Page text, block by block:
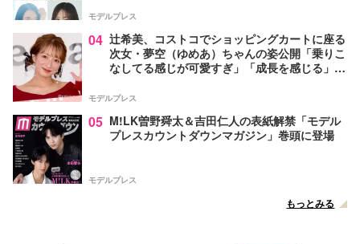
モデルプレス
04 辻希美、コストコでショッピングカートに座る
次女・夢空（ゆめあ）ちゃんの姿公開「乗りこ
なしてる感じが可愛すぎ」「成長を感じる」の
モデルプレス
05 M!LK曽野舜太＆吉田仁人の表紙解禁「モデル
プレスカウントダウンマガジン」巻頭に登場
モデルプレス
もっとみる